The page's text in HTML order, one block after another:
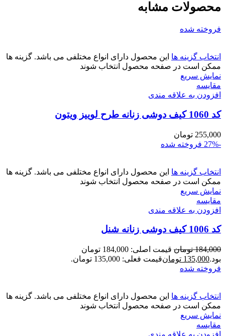
محصولات مشابه
فروخته شده
انتخاب گزینه ها این محصول دارای انواع مختلفی می باشد. گزینه ها
ممکن است در صفحه محصول انتخاب شوند
نمایش سریع
مقايسه
افزودن به علاقه مندی
کد 1060 کیف دوشی زنانه طرح لوییز ویتون
255,000 تومان
-27%
فروخته شده
انتخاب گزینه ها این محصول دارای انواع مختلفی می باشد. گزینه ها
ممکن است در صفحه محصول انتخاب شوند
نمایش سریع
مقايسه
افزودن به علاقه مندی
کد 1006 کیف دوشی زنانه شنل
184,000 تومان
قیمت اصلی: 184,000 تومان
بود.135,000 تومانقیمت فعلی: 135,000 تومان.
فروخته شده
انتخاب گزینه ها این محصول دارای انواع مختلفی می باشد. گزینه ها
ممکن است در صفحه محصول انتخاب شوند
نمایش سریع
مقايسه
افزودن به علاقه مندی